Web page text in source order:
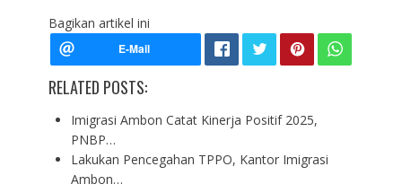
Bagikan artikel ini
RELATED POSTS:
Imigrasi Ambon Catat Kinerja Positif 2025,
PNBP…
Lakukan Pencegahan TPPO, Kantor Imigrasi
Ambon…